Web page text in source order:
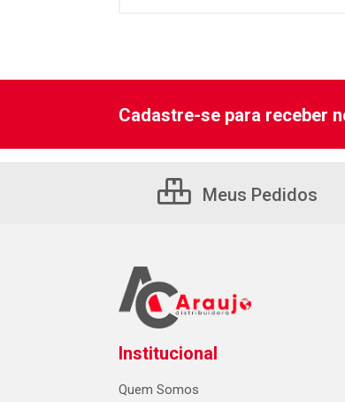
Cadastre-se para receber
Meus Pedidos
Institucional
Quem Somos